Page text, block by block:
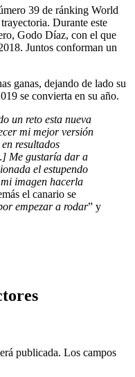
39 de ránking World
Durante este
Godo Díaz, con el que
Juntos conforman un
ganas, dejando de lado su
se convierta en su año.
un reto esta nueva
mi mejor versión
resultados
Me gustaría dar a
el estupendo
imagen hacerla
el canario se
empezar a rodar” y
publicada. Los campos